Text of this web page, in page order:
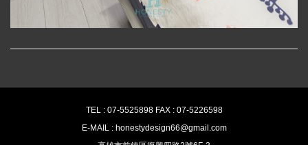
TEL : 07-5525898 FAX : 07-5226598
E-MAIL : honestydesign66@gmail.com